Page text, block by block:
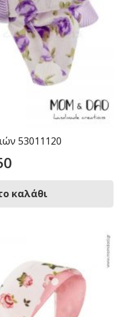
53011120
καλάθι